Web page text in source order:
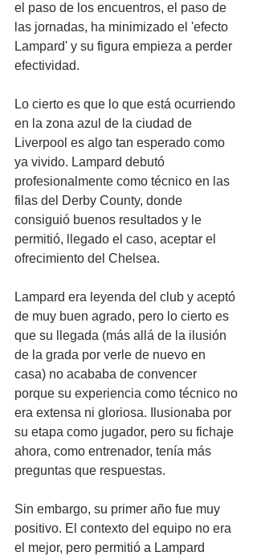
el paso de los encuentros, el paso de
las jornadas, ha minimizado el 'efecto
Lampard' y su figura empieza a perder
efectividad.
Lo cierto es que lo que está ocurriendo
en la zona azul de la ciudad de
Liverpool es algo tan esperado como
ya vivido. Lampard debutó
profesionalmente como técnico en las
filas del Derby County, donde
consiguió buenos resultados y le
permitió, llegado el caso, aceptar el
ofrecimiento del Chelsea.
Lampard era leyenda del club y aceptó
de muy buen agrado, pero lo cierto es
que su llegada (más allá de la ilusión
de la grada por verle de nuevo en
casa) no acababa de convencer
porque su experiencia como técnico no
era extensa ni gloriosa. Ilusionaba por
su etapa como jugador, pero su fichaje
ahora, como entrenador, tenía más
preguntas que respuestas.
Sin embargo, su primer año fue muy
positivo. El contexto del equipo no era
el mejor, pero permitió a Lampard